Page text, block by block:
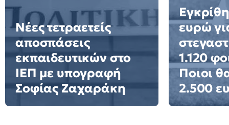
Νέες τετραετείς
αποσπάσεις
εκπαιδευτικών στο
ΙΕΠ με υπογραφή
Σοφίας Ζαχαράκη
ευρώ
1.120
Ποιοι
2.500